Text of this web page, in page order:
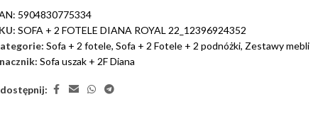
5904830775334
SOFA + 2 FOTELE DIANA ROYAL 22_12396924352
Sofa + 2 fotele, Sofa + 2 Fotele + 2 podnóżki, Zestawy mebli
Sofa uszak + 2F Diana